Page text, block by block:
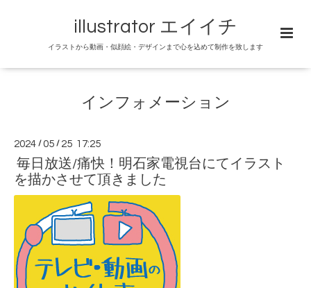
illustrator エイイチ
イラストから動画・似顔絵・デザインまで心を込めて制作を致します
インフォメーション
2024 /05 / 25 17:25
毎日放送/痛快！明石家電視台にてイラスト
を描かさせて頂きました